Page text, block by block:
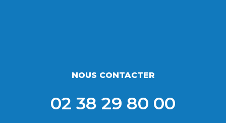
NOUS CONTACTER
02 38 29 80 00